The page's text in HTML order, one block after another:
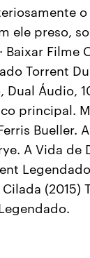
ele preso,
Baixar Filme
Torrent
Dual Áudio,
principal.
Bueller.
A Vida de
Cilada (2015)